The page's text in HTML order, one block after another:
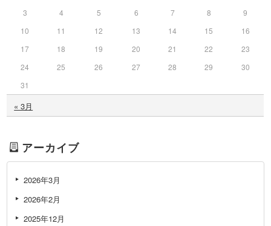
« 3月
3
4 5 6 7 8
9
10
11 12 13 14 15
16
17
18 19 20 21 22
23
24
25 26 27 28 29
30
31
アーカイブ
2026年3月
2026年2月
2025年12月